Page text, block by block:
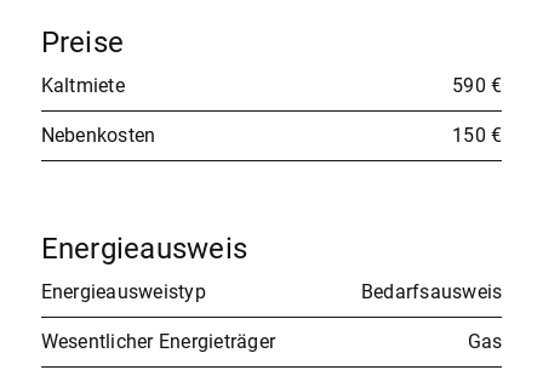
Preise
Kaltmiete 590 €
Nebenkosten 150 €
Energieausweis
Energieausweistyp Bedarfsausweis
Wesentlicher Energieträger Gas